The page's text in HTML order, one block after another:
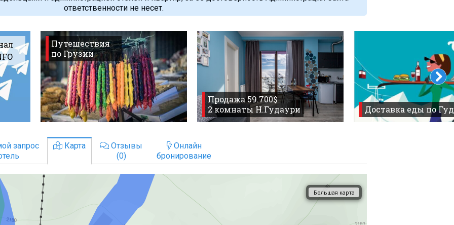
ответственности не несет.
Путешествия
по Грузии
Продажа 59.700$
2 комнаты Н.Гудаури
Доставка еды по
запрос
Карта
Отзывы
(0)
Онлайн
бронирование